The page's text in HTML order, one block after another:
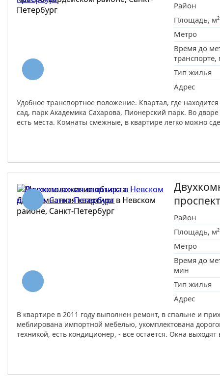
Район
Площадь, м²
Метро
Время до
Тип жилья
Адрес
Удобное транспортное положение. Квартал, где
сад, парк Академика Сахарова, Пионерский парк. Во
есть места. Комнаты смежные, в квартире легко можно
Район
Площадь, м²
Метро
Время до
мин
Тип жилья
Адрес
В квартире в 2011 году выполнен ремонт, в спальне и
меблирована импортной мебелью, укомплектована
техникой, есть кондиционер, - все остается. Окна выходят